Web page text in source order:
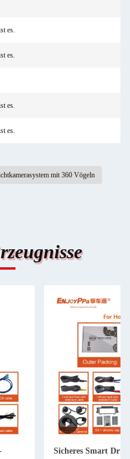
es.
es.
es.
es.
mit 360 Vögeln
Sicheres Smart